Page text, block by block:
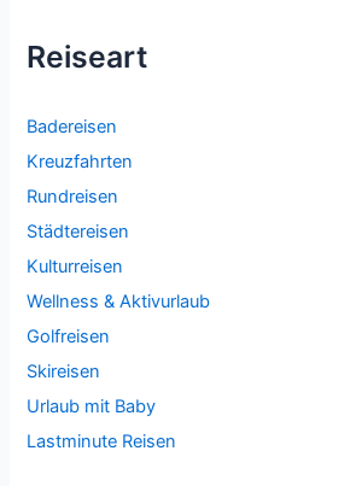
Reiseart
Badereisen
Kreuzfahrten
Rundreisen
Städtereisen
Kulturreisen
Wellness & Aktivurlaub
Golfreisen
Skireisen
Urlaub mit Baby
Lastminute Reisen